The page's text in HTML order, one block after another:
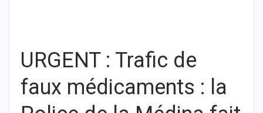
URGENT : Trafic de
faux médicaments : la